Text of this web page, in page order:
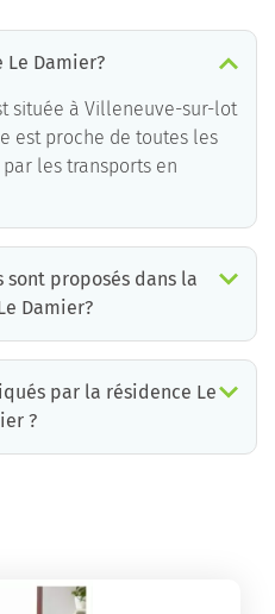
Le Damier?
située à Villeneuve-sur-lot
est proche de toutes les
les transports en
sont proposés dans la
Damier?
par la résidence Le
?